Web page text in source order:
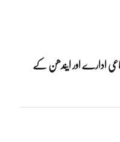
ادارے اور ایندھن کے